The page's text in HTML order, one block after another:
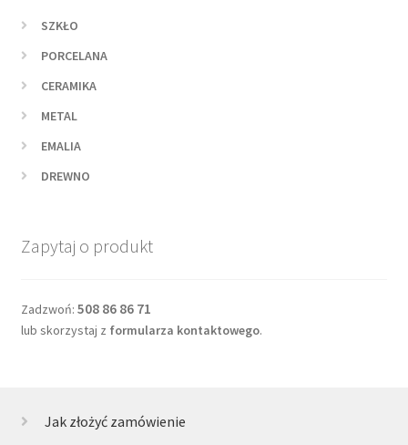
SZKŁO
PORCELANA
CERAMIKA
METAL
EMALIA
DREWNO
Zapytaj o produkt
Zadzwoń: 508 86 86 71
lub skorzystaj z formularza kontaktowego.
Jak złożyć zamówienie